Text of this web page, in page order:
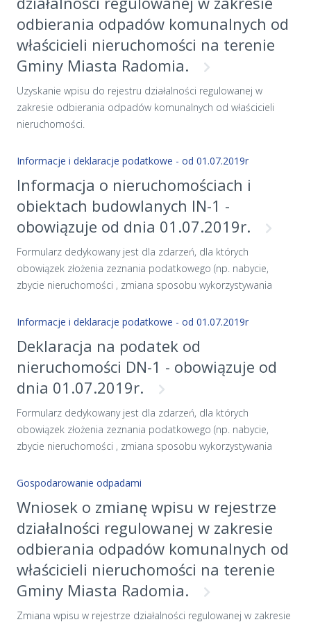
odbierania odpadów komunalnych od
właścicieli nieruchomości na terenie
Gminy Miasta Radomia.
Uzyskanie wpisu do rejestru działalności regulowanej w
zakresie odbierania odpadów komunalnych od właścicieli
nieruchomości.
Informacje i deklaracje podatkowe - od 01.07.2019r
Informacja o nieruchomościach i
obiektach budowlanych IN-1 -
obowiązuje od dnia 01.07.2019r.
Formularz dedykowany jest dla zdarzeń, dla których
obowiązek złożenia zeznania podatkowego (np. nabycie,
zbycie nieruchomości , zmiana sposobu wykorzystywania
Wzór formularza określony został w rozporządzeniu Ministra
o nieruchomościach i obiektach budowlanych oraz deklaracji
na podatek od nieruchomości (Dz. U. 2019. poz. 1104).
Informacje i deklaracje podatkowe - od 01.07.2019r
Deklaracja na podatek od
nieruchomości DN-1 - obowiązuje od
dnia 01.07.2019r.
Formularz dedykowany jest dla zdarzeń, dla których
obowiązek złożenia zeznania podatkowego (np. nabycie,
zbycie nieruchomości , zmiana sposobu wykorzystywania
Wzór formularza określony został w rozporządzeniu Ministra
o nieruchomościach i obiektach budowlanych oraz deklaracji
na podatek od nieruchomości (Dz. U. 2019. poz. 1104).
Gospodarowanie odpadami
Wniosek o zmianę wpisu w rejestrze
działalności regulowanej w zakresie
odbierania odpadów komunalnych od
właścicieli nieruchomości na terenie
Gminy Miasta Radomia.
Zmiana wpisu w rejestrze działalności regulowanej w zakresie